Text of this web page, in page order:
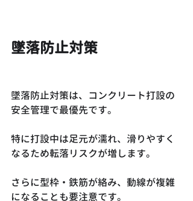
墜落防止対策
墜落防止対策は、コンクリート打設の
安全管理で最優先です。
特に打設中は足元が濡れ、滑りやすく
なるため転落リスクが増します。
さらに型枠・鉄筋が絡み、動線が複雑
になることも要注意です。